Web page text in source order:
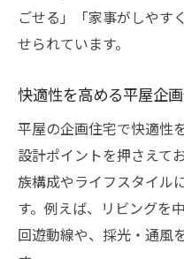
ごせる」「家事がしやす
せられています。
快適性を高める平屋企
平屋の企画住宅で快適性
設計ポイントを押さえて
族構成やライフスタイル
す。例えば、リビングを
回遊動線や、採光・通風